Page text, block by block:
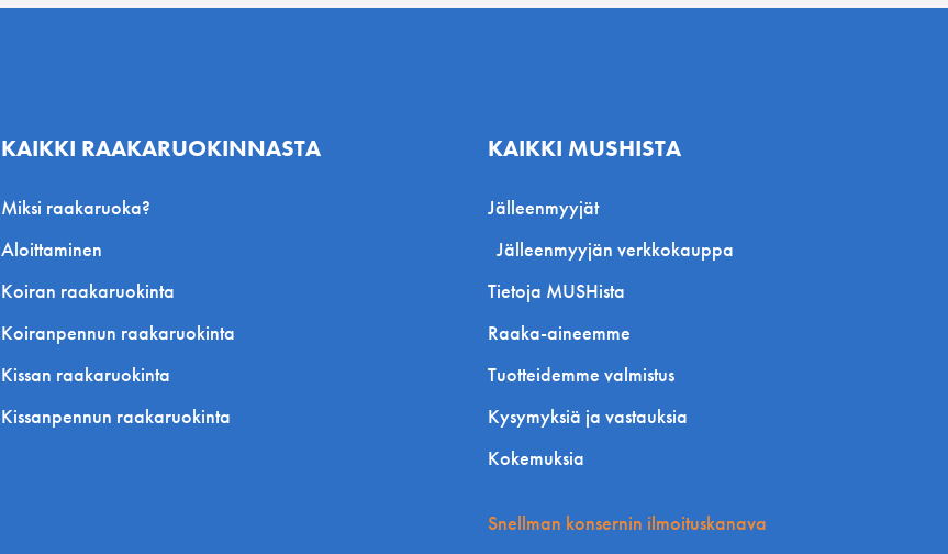
KAIKKI RAAKARUOKINNASTA
Miksi raakaruoka?
Aloittaminen
Koiran raakaruokinta
Koiranpennun raakaruokinta
Kissan raakaruokinta
Kissanpennun raakaruokinta
KAIKKI MUSHISTA
Jälleenmyyjät
Jälleenmyyjän verkkokauppa
Tietoja MUSHista
Raaka-aineemme
Tuotteidemme valmistus
Kysymyksiä ja vastauksia
Kokemuksia
Snellman konsernin ilmoituskanava